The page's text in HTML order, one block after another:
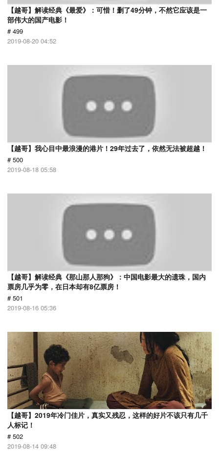
【越哥】解读经典《最爱》：可惜！删了49分钟，不然它应该是一
部伟大的国产电影！
# 499
2019-08-20 04:52
【越哥】我心目中最浪漫的港片！29年过去了，依然无法被超越！
# 500
2019-08-18 05:58
【越哥】解读经典《那山那人那狗》：中国电影最大的遗珠，国内
票房几乎为零，在日本却有8亿票房！
# 501
2019-08-16 05:36
【越哥】2019年冷门佳片，真实又残忍，这样的好片不该只有几千
人标记！
# 502
2019-08-14 09:48